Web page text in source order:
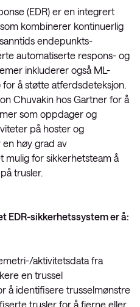
(EDR) er en integrert
kombinerer kontinuerlig
endepunkts-
automatiserte respons- og
inkluderer også ML-
å støtte atferdsdeteksjon.
Chuvakin hos Gartner for å
som oppdager og
på hoster og
høy grad av
mulig for sikkerhetsteam å
trusler.
EDR-sikkerhetssystem er å:
aktivitetsdata fra
en trussel
å identifisere trusselmønstre
trusler for å fjerne eller